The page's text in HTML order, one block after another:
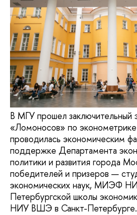
В МГУ прошел заключительный
«Ломоносов» по
проводилась экономическим
поддержке Департамента
политики и развития города
победителей и призеров —
экономических наук, МИЭФ
Петербургской школы
НИУ ВШЭ в Санкт-Петербурге.